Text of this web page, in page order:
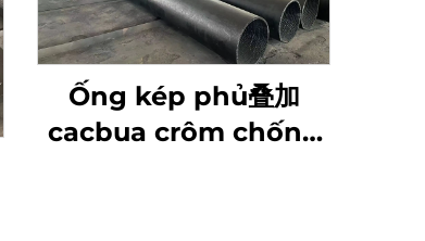
Ống kép phủ叠加
cacbua crôm chống